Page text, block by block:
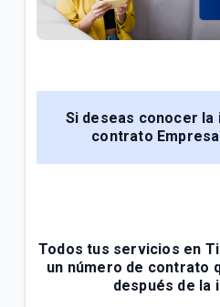
General
Soporte técnico para tus
Si deseas conocer
contrato
Todos tus servicios en
un número de contrato
después de la